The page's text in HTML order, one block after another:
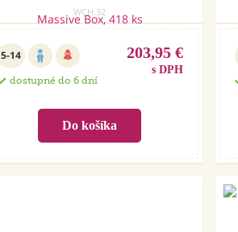
WCH.32
5-14
dostupné do 6 dní
203,95 €
s DPH